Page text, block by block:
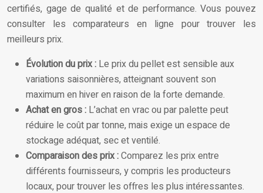
certifiés, gage de qualité et de performance. Vous pouvez
consulter les comparateurs en ligne pour trouver les
meilleurs prix.
Évolution du prix : Le prix du pellet est sensible aux
variations saisonnières, atteignant souvent son
maximum en hiver en raison de la forte demande.
Achat en gros : L’achat en vrac ou par palette peut
réduire le coût par tonne, mais exige un espace de
stockage adéquat, sec et ventilé.
Comparaison des prix :Comparez les prix entre
différents fournisseurs, y compris les producteurs
locaux, pour trouver les offres les plus intéressantes.